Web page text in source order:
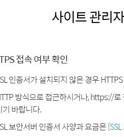
사이트 관리
접속 여부 확인
인증서가 설치되지 않은 경우
방식으로 접근하시거나, https://
기 바랍니다.
보안서버 인증서 사양과 요금은